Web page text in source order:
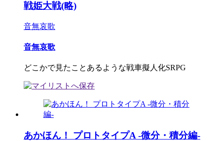
戦姫大戦(略)
音無哀歌
音無哀歌
どこかで見たことあるような戦車擬人化SRPG
あかほん！ プロトタイプA -微分・積分編-